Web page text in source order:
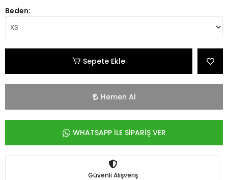
Beden:
Sepete Ekle
Hemen Al
WHATSAPP İLE SİPARİŞ VER
Güvenli Alışveriş